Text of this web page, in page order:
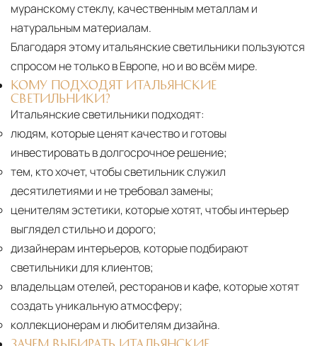
Москве осуществляется в течение 3-5 рабочих
дней. Для Московской области сроки зависят
от удалённости объекта и варьируются от 5 до
10 рабочих дней. Возможна срочная доставка
при наличии свободных логистических
ресурсов.
Управление логистикой и контроль
качества
Каждый заказ отслеживается в режиме
реального времени через систему GPS-
мониторинга. Наша команда логистических
специалистов с опытом работы в
международной доставке обеспечивает
полную сохранность груза, соблюдение
температурного режима и защиту от
механических повреждений на всех этапах
маршрута.
муранскому стеклу, качественным металлам и
натуральным материалам.
Благодаря этому итальянские светильники пользуются
спросом не только в Европе, но и во всём мире.
КОМУ ПОДХОДЯТ ИТАЛЬЯНСКИЕ
СВЕТИЛЬНИКИ?
Итальянские светильники подходят:
людям, которые ценят качество и готовы
инвестировать в долгосрочное решение;
тем, кто хочет, чтобы светильник служил
десятилетиями и не требовал замены;
ценителям эстетики, которые хотят, чтобы интерьер
выглядел стильно и дорого;
дизайнерам интерьеров, которые подбирают
светильники для клиентов;
владельцам отелей, ресторанов и кафе, которые хотят
создать уникальную атмосферу;
коллекционерам и любителям дизайна.
ЗАЧЕМ ВЫБИРАТЬ ИТАЛЬЯНСКИЕ